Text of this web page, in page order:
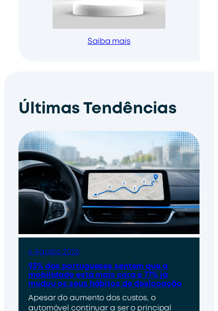
Saiba mais
Últimas Tendências
4 Agosto 2026
93% dos portugueses sentem que a
mobilidade está mais cara e 77% já
mudou os seus hábitos de deslocação
Apesar do aumento dos custos, o
automóvel continuar a ser o principal